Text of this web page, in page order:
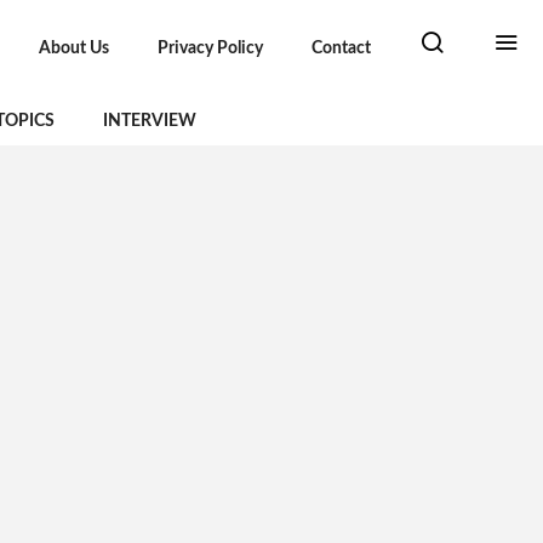
About Us Privacy Policy Contact
INTERVIEW